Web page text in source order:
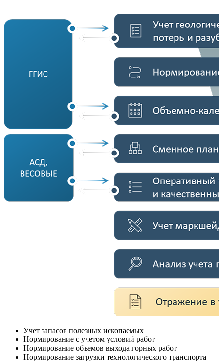
Учет запасов полезных ископаемых
Нормирование с учетом условий работ
Нормирование объемов выхода горных работ
Нормирование загрузки технологического транспорта